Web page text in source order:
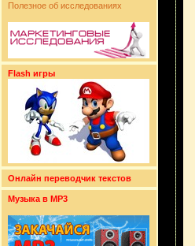
Полезное об исследованиях
Flash игры
Онлайн переводчик текстов
Музыка в MP3